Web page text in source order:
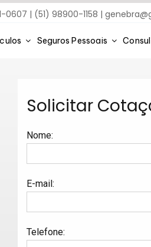
0607 | (51) 98900-1158 |
Seguros Pessoais
Solicitar
Nome:
E-mail:
Telefone: